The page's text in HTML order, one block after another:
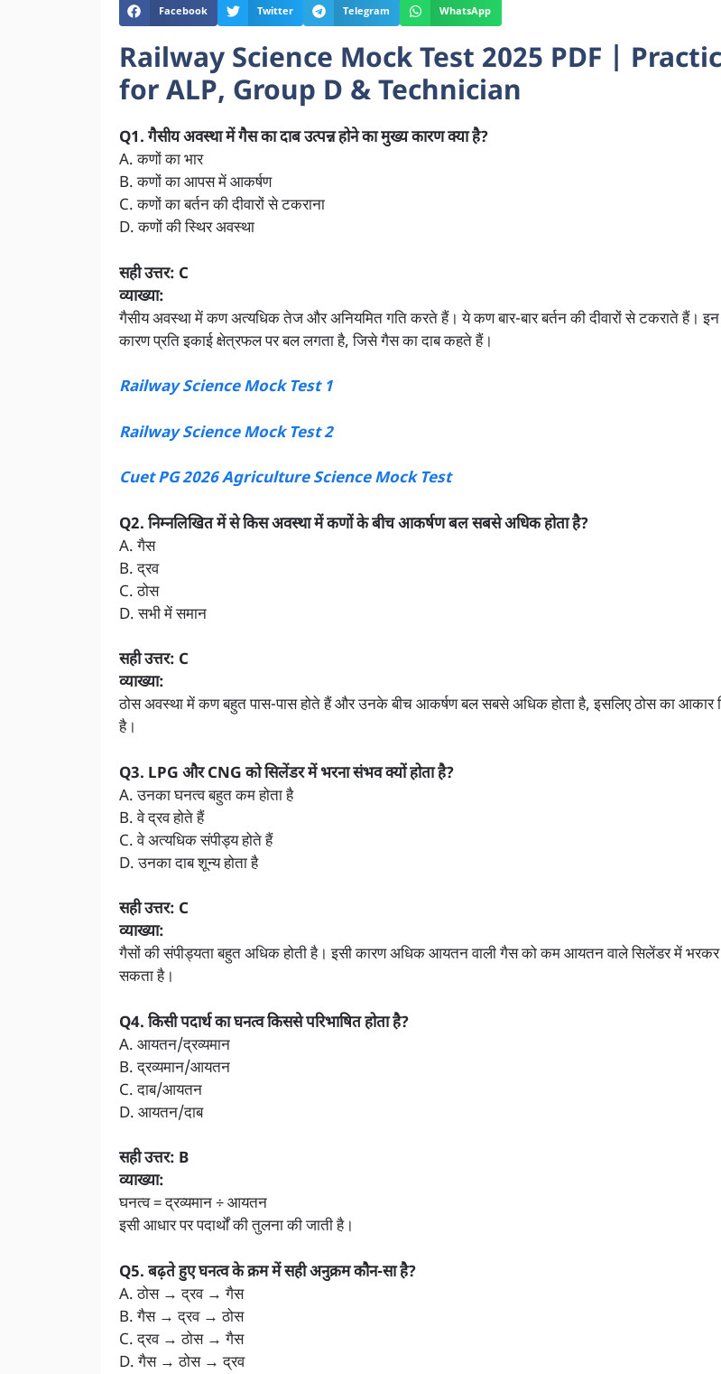
Facebook Twitter Telegram WhatsApp
Railway Science Mock Test 2025 PDF |
for ALP, Group D & Technician
Q1. गैसीय अवस्था में गैस का दाब उत्पन्न होने का मुख्य कारण क्या है?
A. कणों का भार
B. कणों का आपस में आकर्षण
C. कणों का बर्तन की दीवारों से टकराना
D. कणों की स्थिर अवस्था
सही उत्तर: C
व्याख्या:
गैसीय अवस्था में कण अत्यधिक तेज और अनियमित गति करते हैं। ये कण बार-बार बर्तन की दीवारों से टकराते हैं।
कारण प्रति इकाई क्षेत्रफल पर बल लगता है, जिसे गैस का दाब कहते हैं।
Railway Science Mock Test 1
Railway Science Mock Test 2
Cuet PG 2026 Agriculture Science Mock Test
Q2. निम्नलिखित में से किस अवस्था में कणों के बीच आकर्षण बल सबसे अधिक होता है?
A. गैस
B. द्रव
C. ठोस
D. सभी में समान
सही उत्तर: C
व्याख्या:
ठोस अवस्था में कण बहुत पास-पास होते हैं और उनके बीच आकर्षण बल सबसे अधिक होता है, इसलिए ठोस का आकार
है।
Q3. LPG और CNG को सिलेंडर में भरना संभव क्यों होता है?
A. उनका घनत्व बहुत कम होता है
B. वे द्रव होते हैं
C. वे अत्यधिक संपीड्य होते हैं
D. उनका दाब शून्य होता है
सही उत्तर: C
व्याख्या:
गैसों की संपीड्यता बहुत अधिक होती है। इसी कारण अधिक आयतन वाली गैस को कम आयतन वाले सिलेंडर में भरकर
सकता है।
Q4. किसी पदार्थ का घनत्व किससे परिभाषित होता है?
A. आयतन/द्रव्यमान
B. द्रव्यमान/आयतन
C. दाब/आयतन
D. आयतन/दाब
सही उत्तर: B
व्याख्या:
घनत्व = द्रव्यमान ÷ आयतन
इसी आधार पर पदार्थों की तुलना की जाती है।
Q5. बढ़ते हुए घनत्व के क्रम में सही अनुक्रम कौन-सा है?
A. ठोस → द्रव → गैस
B. गैस → द्रव → ठोस
C. द्रव → ठोस → गैस
D. गैस → ठोस → द्रव